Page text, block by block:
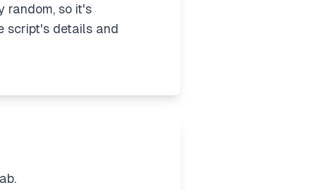
random, so it's
script's details and